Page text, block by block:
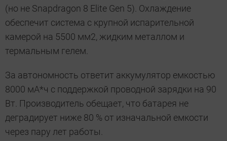
(но не Snapdragon 8 Elite Gen 5). Охлаждение
обеспечит система с крупной испарительной
камерой на 5500 мм2, жидким металлом и
термальным гелем.
За автономность ответит аккумулятор емкостью
8000 мА*ч с поддержкой проводной зарядки на 90
Вт. Производитель обещает, что батарея не
деградирует ниже 80 % от изначальной емкости
через пару лет работы.